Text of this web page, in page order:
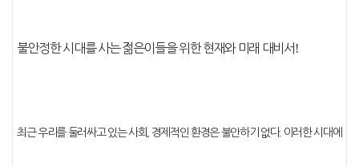
불안정한 시대를 사는 젊은이들을 위한 현재와 미래 대비서!
최근 우리를 둘러싸고 있는 사회, 경제적인 환경은 불안하기 없다. 이러한 시대에